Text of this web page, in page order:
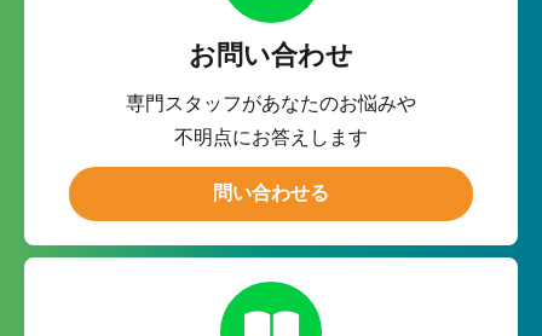
お問い合わせ
専門スタッフがあなたのお悩みや
不明点にお答えします
問い合わせる